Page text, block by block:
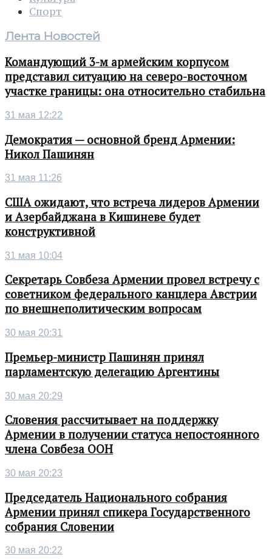
Спорт
Лента Новостей
Командующий 3-м армейским корпусом
представил ситуацию на северо-восточном
участке границы: она относительно стабильна
31 мая 12:22
Демократия — основной бренд Армении:
Никол Пашинян
31 мая 11:26
США ожидают, что встреча лидеров Армении
и Азербайджана в Кишиневе будет
конструктивной
31 мая 10:04
Секретарь Совбеза Армении провел встречу с
советником федерального канцлера Австрии
по внешнеполитическим вопросам
30 мая 20:31
Премьер-министр Пашинян принял
парламентскую делегацию Аргентины
30 мая 20:29
Словения рассчитывает на поддержку
Армении в получении статуса непостоянного
члена Совбеза ООН
30 мая 20:23
Председатель Национального собрания
Армении принял спикера Государственного
собрания Словении
30 мая 20:22